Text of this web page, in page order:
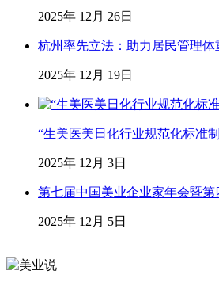
2025年 12月 26日
杭州率先立法：助力居民管理体
2025年 12月 19日
“生美医美日化行业规范化标准
2025年 12月 3日
第七届中国美业企业家年会暨
2025年 12月 5日